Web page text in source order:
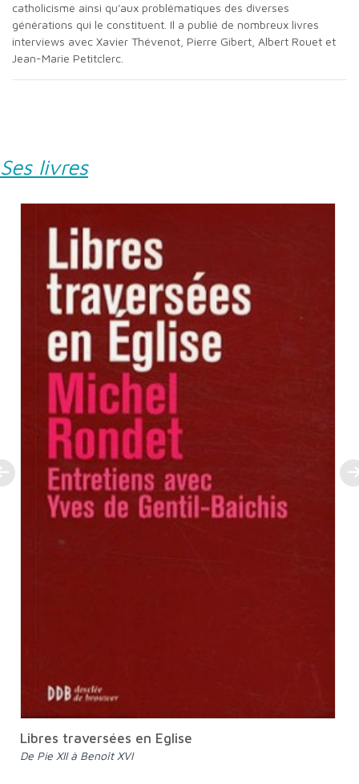
catholicisme ainsi qu'aux problématiques des diverses
générations qui le constituent. Il a publié de nombreux livres
interviews avec Xavier Thévenot, Pierre Gibert, Albert Rouet et
Jean-Marie Petitclerc.
Ses livres
Libres traversées en Eglise
De Pie XII à Benoît XVI